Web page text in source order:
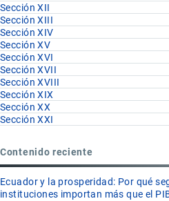
Sección XII
Sección XIII
Sección XIV
Sección XV
Sección XVI
Sección XVII
Sección XVIII
Sección XIX
Sección XX
Sección XXI
Contenido reciente
Ecuador y la prosperidad: Por qué
instituciones importan más que el